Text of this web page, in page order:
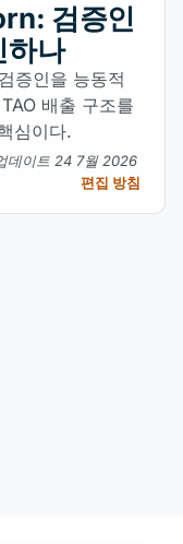
검증인
하나
증인을 능동적
배출 구조를
심이다.
데이트 24 7월 2026
편집 방침